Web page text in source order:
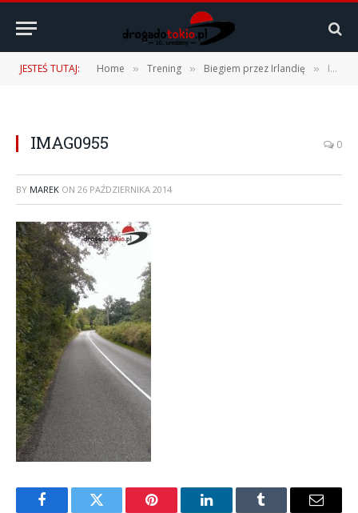
JESTEŚ TUTAJ: Home » Trening » Biegiem przez Irlandię » IMAG0955
IMAG0955 0
BY MAREK ON 26 PAŹDZIERNIKA 2014